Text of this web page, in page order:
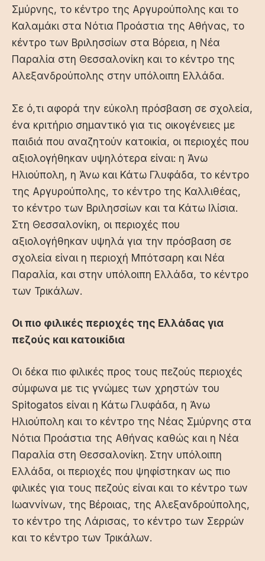
Σμύρνης, το κέντρο της Αργυρούπολης και το
Καλαμάκι στα Νότια Προάστια της Αθήνας, το
κέντρο των Βριλησσίων στα Βόρεια, η Νέα
Παραλία στη Θεσσαλονίκη και το κέντρο της
Αλεξανδρούπολης στην υπόλοιπη Ελλάδα.
Σε ό,τι αφορά την εύκολη πρόσβαση σε σχολεία,
ένα κριτήριο σημαντικό για τις οικογένειες με
παιδιά που αναζητούν κατοικία, οι περιοχές που
αξιολογήθηκαν υψηλότερα είναι: η Άνω
Ηλιούπολη, η Άνω και Κάτω Γλυφάδα, το κέντρο
της Αργυρούπολης, το κέντρο της Καλλιθέας,
το κέντρο των Βριλησσίων και τα Κάτω Ιλίσια.
Στη Θεσσαλονίκη, οι περιοχές που
αξιολογήθηκαν υψηλά για την πρόσβαση σε
σχολεία είναι η περιοχή Μπότσαρη και Νέα
Παραλία, και στην υπόλοιπη Ελλάδα, το κέντρο
των Τρικάλων.
Οι πιο φιλικές περιοχές της Ελλάδας για
πεζούς και κατοικίδια
Οι δέκα πιο φιλικές προς τους πεζούς περιοχές
σύμφωνα με τις γνώμες των χρηστών του
Spitogatos είναι η Κάτω Γλυφάδα, η Άνω
Ηλιούπολη και το κέντρο της Νέας Σμύρνης στα
Νότια Προάστια της Αθήνας καθώς και η Νέα
Παραλία στη Θεσσαλονίκη. Στην υπόλοιπη
Ελλάδα, οι περιοχές που ψηφίστηκαν ως πιο
φιλικές για τους πεζούς είναι και το κέντρο των
Ιωαννίνων, της Βέροιας, της Αλεξανδρούπολης,
το κέντρο της Λάρισας, το κέντρο των Σερρών
και το κέντρο των Τρικάλων.